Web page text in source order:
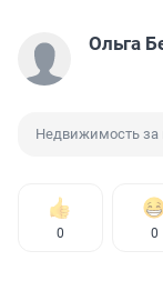
Ольга
Недвижимость за
0 0